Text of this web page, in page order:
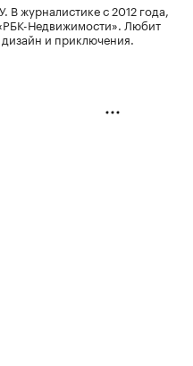
журналистике с 2012 года,
Недвижимости». Любит
и приключения.